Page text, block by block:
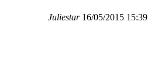
Juliestar 16/05/2015 15:39